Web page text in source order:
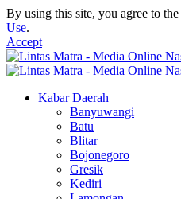
By using this site, you agree to the
Use.
Accept
Kabar Daerah
Banyuwangi
Batu
Blitar
Bojonegoro
Gresik
Kediri